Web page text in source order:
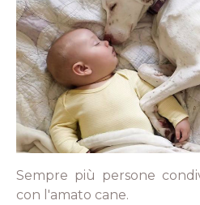
Sempre più persone
con l'amato cane.